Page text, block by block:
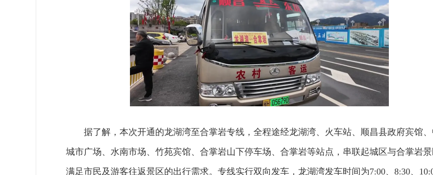
据了解，本次开通的龙湖湾至合掌岩专线，全程途经龙湖湾、火车站、顺昌县政府宾馆、
城市广场、水南市场、竹苑宾馆、合掌岩山下停车场、合掌岩等站点，串联起城区与合掌岩景
满足市民及游客往返景区的出行需求。专线实行双向发车，龙湖湾发车时间为7:00、8:30、